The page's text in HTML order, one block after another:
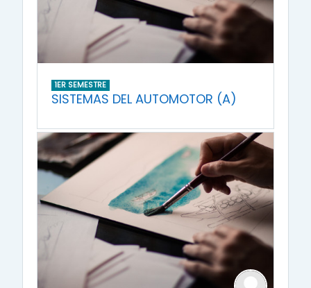
1ER SEMESTRE
SISTEMAS DEL AUTOMOTOR (A)